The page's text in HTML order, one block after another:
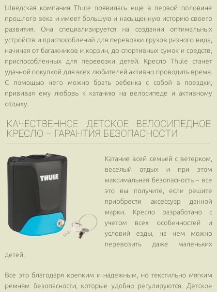
Шведская компания Thule появилась еще в первой половине
прошлого века и имеет большую и насыщенную историю своего
развития. Она специализируется на создании оптимальных
устройств и приспособлений для перевозки грузов разного вида,
начиная от багажников и корзин, до спортивных сумок и средств,
приспособленных для перевозки детей. Кресло Thule станет
удачной покупкой для всех любителей активно проводить время.
С помощью него можно брать ребенка с собой в поездки,
прививая ему любовь к катанию на велосипеде и активному
отдыху.
КАЧЕСТВЕННОЕ ДЕТСКОЕ ВЕЛОСИПЕДНОЕ
КРЕСЛО – ГАРАНТИЯ БЕЗОПАСНОСТИ
Катание всей семьей с ветерком,
веселый отдых и при этом
максимальная безопасность – все
это вы получите, если решите
приобрести аксессуар данной
марки. Кресло разработано с
учетом всех особенностей и
условий езды, на нем можно
перевозить даже маленьких
детей.
Все это благодаря крепким и надежным, но текстильно мягким
ремням безопасности, которые удобно регулируются. Детское